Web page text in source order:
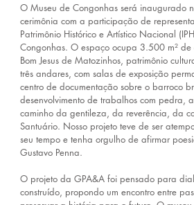
O Museu de Congonhas será inaugurado
cerimônia com a participação de
Patrimônio Histórico e Artístico Nacional
Congonhas. O espaço ocupa 3.500 m²
Bom Jesus de Matozinhos, patrimônio
três andares, com salas de exposição
centro de documentação sobre o barroco
desenvolvimento de trabalhos com pedra,
caminho da gentileza, da reverência, da
Santuário. Nosso projeto teve de ser
seu tempo e tenha orgulho de afirmar
Gustavo Penna.
O projeto da GPA&A foi pensado para
construído, propondo um encontro entre